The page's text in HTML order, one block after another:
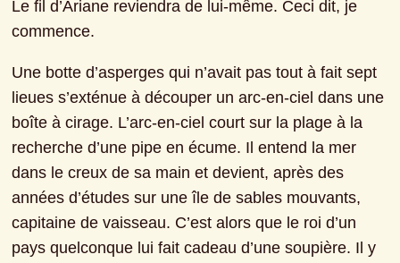
Le fil d’Ariane reviendra de lui-même. Ceci dit, je
commence.
Une botte d’asperges qui n’avait pas tout à fait sept
lieues s’exténue à découper un arc-en-ciel dans une
boîte à cirage. L’arc-en-ciel court sur la plage à la
recherche d’une pipe en écume. Il entend la mer
dans le creux de sa main et devient, après des
années d’études sur une île de sables mouvants,
capitaine de vaisseau. C’est alors que le roi d’un
pays quelconque lui fait cadeau d’une soupière. Il y